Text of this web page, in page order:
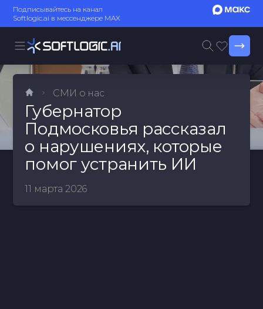
Подписывайтесь на канал
Softlogic.ai в мессенджере MAX
СМИ о нас
Губернатор
Подмосковья рассказал
о нарушениях, которые
помог устранить ИИ
11 марта 2026